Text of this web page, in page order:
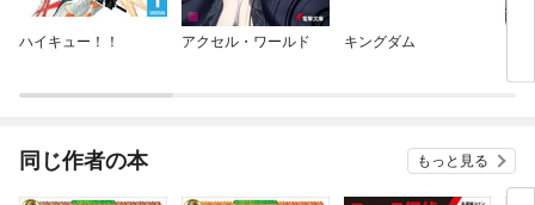
ハイキュー！！ アクセル・ワールド キングダム
同じ作者の本 もっと見る